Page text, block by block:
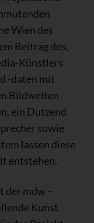
Wien des
Beitrag des,
Künstlers
-daten mit
Bildwelten
ein Dutzend
sowie
lassen diese
entstehen.
der mdw –
Kunst